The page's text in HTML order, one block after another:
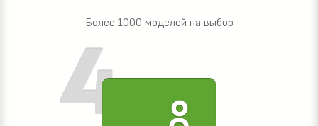
Более 1000 моделей на выбор